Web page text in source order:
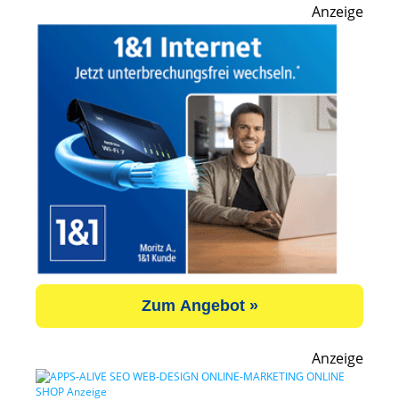
Anzeige
Zum Angebot »
Anzeige